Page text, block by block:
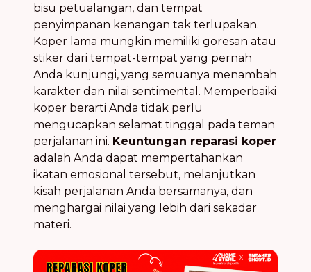
bisu petualangan, dan tempat
penyimpanan kenangan tak terlupakan.
Koper lama mungkin memiliki goresan atau
stiker dari tempat-tempat yang pernah
Anda kunjungi, yang semuanya menambah
karakter dan nilai sentimental. Memperbaiki
koper berarti Anda tidak perlu
mengucapkan selamat tinggal pada teman
perjalanan ini. Keuntungan reparasi koper
adalah Anda dapat mempertahankan
ikatan emosional tersebut, melanjutkan
kisah perjalanan Anda bersamanya, dan
menghargai nilai yang lebih dari sekadar
materi.